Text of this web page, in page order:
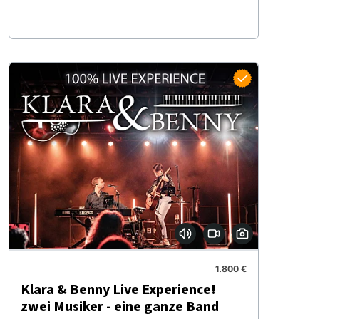
1.800 €
Klara & Benny Live Experience!
zwei Musiker - eine ganze Band